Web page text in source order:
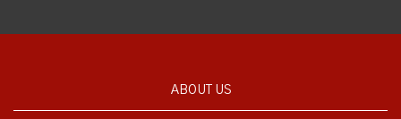
ABOUT US